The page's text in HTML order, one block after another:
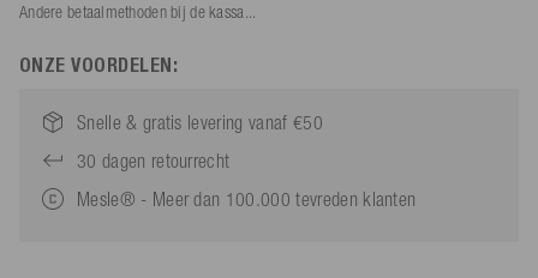
Andere betaalmethoden bij de kassa...
ONZE VOORDELEN:
Snelle & gratis levering vanaf €50
30 dagen retourrecht
Mesle® - Meer dan 100.000 tevreden klanten